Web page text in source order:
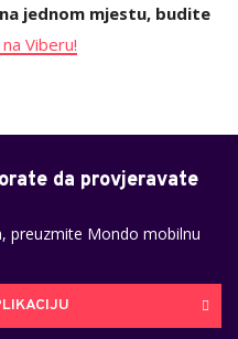
jednom mjestu, budite
Viberu!
da provjeravate
preuzmite Mondo mobilnu